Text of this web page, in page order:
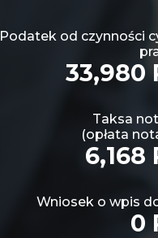
Podatek od czynności
33,980
Taksa
(opłata
6,168
Wniosek o wpis
0